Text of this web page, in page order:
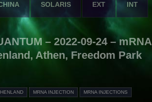
SOLARIS EXT INT
– 2022-09-24 – mRNA
Athen, Freedom Park
MRNA INJECTION MRNA INJECTIONS